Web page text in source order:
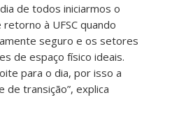
de todos iniciarmos o
à UFSC quando
seguro e os setores
de espaço físico ideais.
para o dia, por isso a
de transição”, explica